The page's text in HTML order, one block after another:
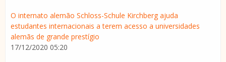
O internato alemão Schloss-Schule Kirchberg ajuda
estudantes internacionais a terem acesso a universidades
alemãs de grande prestígio
17/12/2020 05:20